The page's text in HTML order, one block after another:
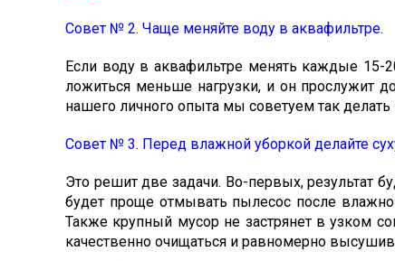
Совет № 2. Чаще меняйте воду в аквафильтре.
Если воду в аквафильтре менять каждые 15-
ложиться меньше нагрузки, и он прослужит
нашего личного опыта мы советуем так делать
Совет № 3. Перед влажной уборкой делайте
Это решит две задачи. Во-первых, результат
будет проще отмывать пылесос после
Также крупный мусор не застрянет в узком
качественно очищаться и равномерно